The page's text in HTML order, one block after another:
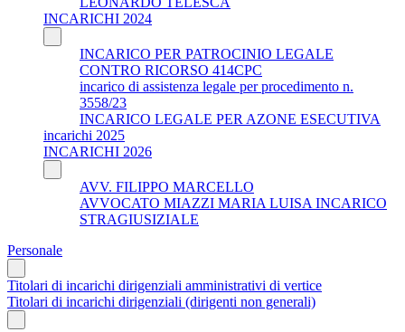
INCARICHI 2024
INCARICO PER PATROCINIO LEGALE
CONTRO RICORSO 414CPC
incarico di assistenza legale per procedimento n.
3558/23
INCARICO LEGALE PER AZONE ESECUTIVA
incarichi 2025
INCARICHI 2026
AVV. FILIPPO MARCELLO
AVVOCATO MIAZZI MARIA LUISA INCARICO
STRAGIUSIZIALE
Personale
Titolari di incarichi dirigenziali amministrativi di vertice
Titolari di incarichi dirigenziali (dirigenti non generali)